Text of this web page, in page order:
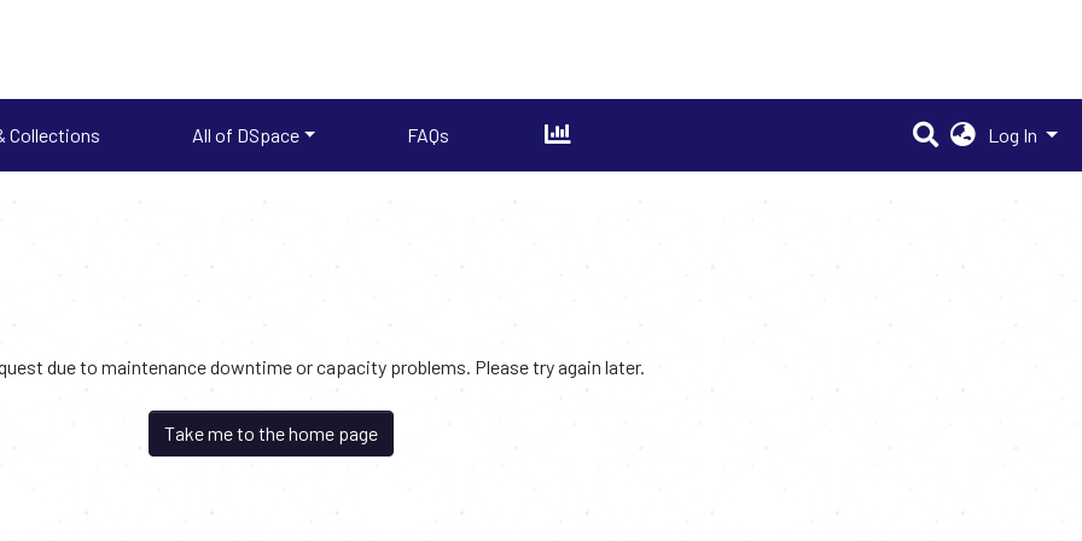
Collections All of DSpace FAQs Log In
due to maintenance downtime or capacity problems. Please try again later.
Take me to the home page